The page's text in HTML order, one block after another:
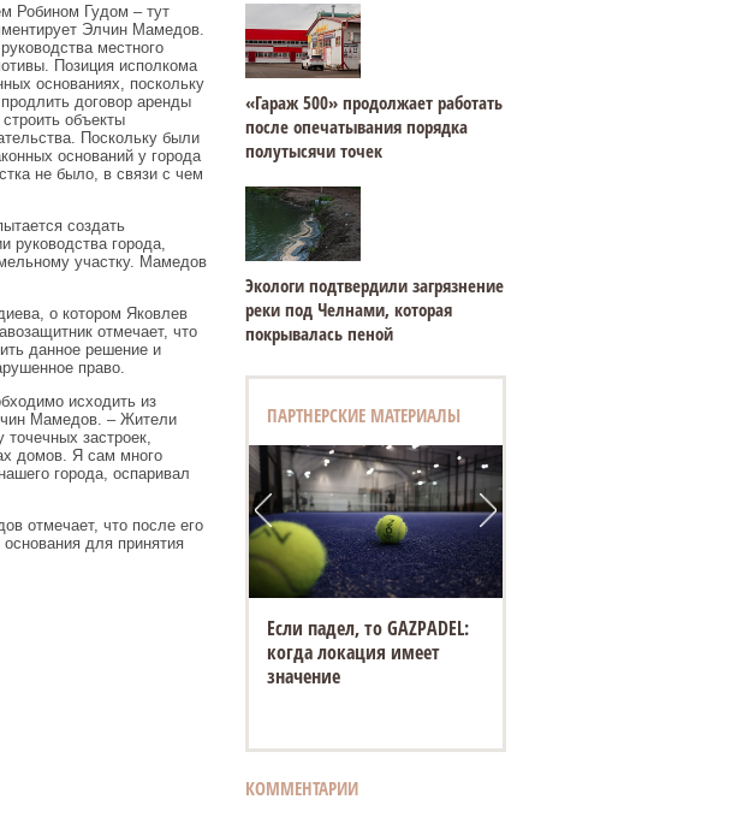
Робином Гудом – тут
Элчин Мамедов.
местного
Позиция исполкома
основаниях, поскольку
договор аренды
объекты
Поскольку были
оснований у города
не было, в связи с чем
создать
руководства города,
участку. Мамедов
о котором Яковлев
отмечает, что
данное решение и
право.
исходить из
Мамедов. – Жители
точечных застроек,
домов. Я сам много
города, оспаривал
отмечает, что после его
для принятия
«Гараж 500» продолжает работать
после опечатывания порядка
полутысячи точек
Экологи подтвердили загрязнение
реки под Челнами, которая
покрывалась пеной
ПАРТНЕРСКИЕ МАТЕРИАЛЫ
Если падел, то GAZPADEL:
когда локация имеет
значение
КОММЕНТАРИИ